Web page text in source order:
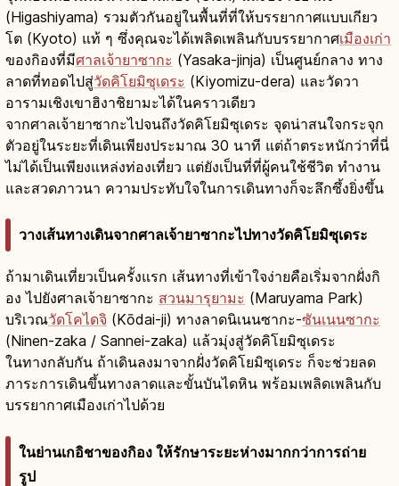
(Higashiyama) รวมตัวกันอยู่ในพื้นที่ที่ให้บรรยากาศแบบเกียว
โต (Kyoto) แท้ ๆ ซึ่งคุณจะได้เพลิดเพลินกับบรรยากาศเมืองเก่า
ของกิองที่มีศาลเจ้ายาซากะ (Yasaka-jinja) เป็นศูนย์กลาง ทาง
ลาดที่ทอดไปสู่วัดคิโยมิซุเดระ (Kiyomizu-dera) และวัดวา
อารามเชิงเขาฮิงาชิยามะได้ในคราวเดียว
จากศาลเจ้ายาซากะไปจนถึงวัดคิโยมิซุเดระ จุดน่าสนใจกระจุก
ตัวอยู่ในระยะที่เดินเพียงประมาณ 30 นาที แต่ถ้าตระหนักว่าที่นี่
ไม่ได้เป็นเพียงแหล่งท่องเที่ยว แต่ยังเป็นที่ที่ผู้คนใช้ชีวิต ทำงาน
และสวดภาวนา ความประทับใจในการเดินทางก็จะลึกซึ้งยิ่งขึ้น
วางเส้นทางเดินจากศาลเจ้ายาซากะไปทางวัดคิโยมิซุเดระ
ถ้ามาเดินเที่ยวเป็นครั้งแรก เส้นทางที่เข้าใจง่ายคือเริ่มจากฝั่งกิ
อง ไปยังศาลเจ้ายาซากะ สวนมารุยามะ (Maruyama Park)
บริเวณวัดโคไดจิ (Kōdai-ji) ทางลาดนิเนนซากะ-ซันเนนซากะ
(Ninen-zaka / Sannei-zaka) แล้วมุ่งสู่วัดคิโยมิซุเดระ
ในทางกลับกัน ถ้าเดินลงมาจากฝั่งวัดคิโยมิซุเดระ ก็จะช่วยลด
ภาระการเดินขึ้นทางลาดและขั้นบันไดหิน พร้อมเพลิดเพลินกับ
บรรยากาศเมืองเก่าไปด้วย
ในย่านเกอิชาของกิอง ให้รักษาระยะห่างมากกว่าการถ่าย
รูป